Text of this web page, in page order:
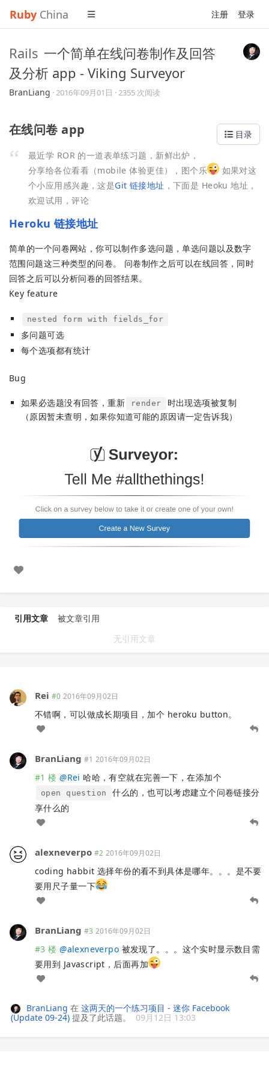
Ruby China 注册 登录
Rails 一个简单在线问卷制作及回答
及分析 app - Viking Surveyor
BranLiang ·2016年09月01日 · 2355 次阅读
目录
在线问卷 app
最近学 ROR 的一道表单练习题，新鲜出炉，
分享给各位看看（mobile 体验更佳），图个乐
如果对这
个小应用感兴趣，这是Git 链接地址 ，下面是 Heoku 地址，
欢迎试用，评论
Heroku 链接地址
简单的一个问卷网站，你可以制作多选问题，单选问题以及数字
范围问题这三种类型的问卷。 问卷制作之后可以在线回答，同时
回答之后可以分析问卷的回答结果。
Key feature
nested form with fields_for
多问题可选
每个选项都有统计
Bug
如果必选题没有回答，重新 render
时出现选项被复制
（原因暂未查明，如果你知道可能的原因请一定告诉我）
引用文章
被文章引用
无引用文章
Rei #0 2016年09月02日
不错啊，可以做成长期项目，加个 heroku button。
BranLiang #1 2016年09月02日
#1 楼 @Rei 哈哈，有空就在完善一下，在添加个
open question
什么的，也可以考虑建立个问卷链接分
享什么的
alexneverpo #2 2016年09月02日
coding habbit 选择年份的看不到具体是哪年。。。是不要
要用尺子量一下
BranLiang #3 2016年09月02日
#3 楼 @alexneverpo 被发现了。。。这个实时显示数目需
要用到 Javascript，后面再加
BranLiang 在 这两天的一个练习项目 - 迷你 Facebook
(Update 09-24) 提及了此话题。 09月12日 13:03